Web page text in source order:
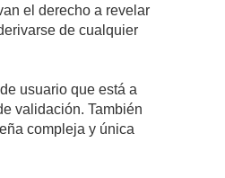
el derecho a revelar
de cualquier
usuario que está a
validación. También
compleja y única